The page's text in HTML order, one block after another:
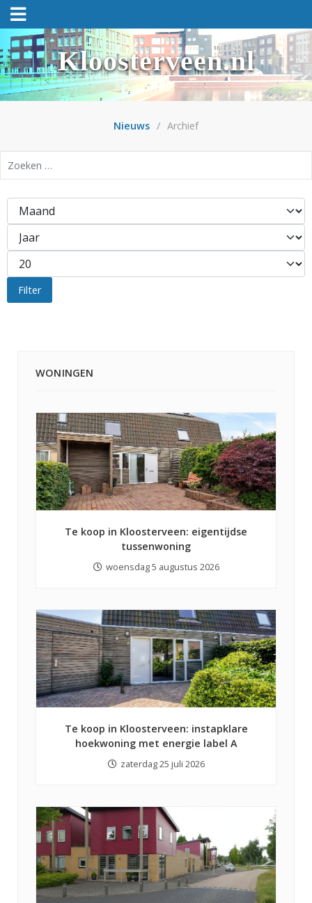
Kloosterveen.nl
Nieuws Archief
Filters
Maand
Jaar
Toon #
Filter
WONINGEN
Te koop in Kloosterveen: eigentijdse
tussenwoning
woensdag 5 augustus 2026
Te koop in Kloosterveen: instapklare
hoekwoning met energie label A
zaterdag 25 juli 2026